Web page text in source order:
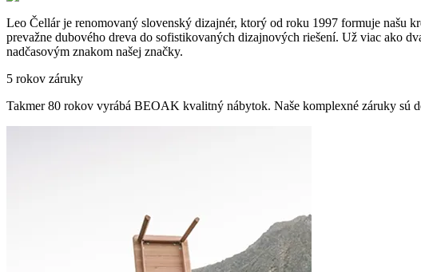
Leo Čellár je renomovaný slovenský dizajnér, ktorý od roku 1997 formuje našu
prevažne dubového dreva do sofistikovaných dizajnových riešení. Už viac ako
nadčasovým znakom našej značky.
5 rokov záruky
Takmer 80 rokov vyrábá BEOAK kvalitný nábytok. Naše komplexné záruky sú